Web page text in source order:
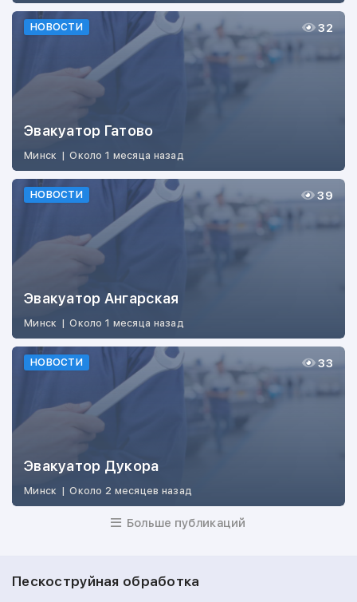
НОВОСТИ
Эвакуатор Гатово
Минск | Около 1 месяца назад
32
НОВОСТИ
Эвакуатор Ангарская
Минск | Около 1 месяца назад
39
НОВОСТИ
Эвакуатор Дукора
Минск | Около 2 месяцев назад
33
Больше публикаций
Пескоструйная обработка